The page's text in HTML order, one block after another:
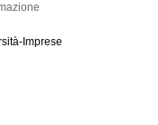
Imprese